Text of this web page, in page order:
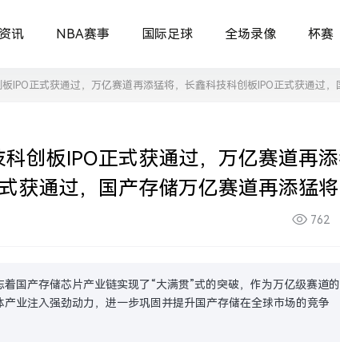
讯 NBA赛事 国际足球 全场录像 杯赛
IPO正式获通过，万亿赛道再添猛将，长鑫科技科创板IPO正式获通过
创板IPO正式获通过，万亿赛道再
获通过，国产存储万亿赛道再添猛将
762
着国产存储芯片产业链实现了“大满贯”式的突破，作为万亿级赛道的
业注入强劲动力，进一步巩固并提升国产存储在全球市场的竞争